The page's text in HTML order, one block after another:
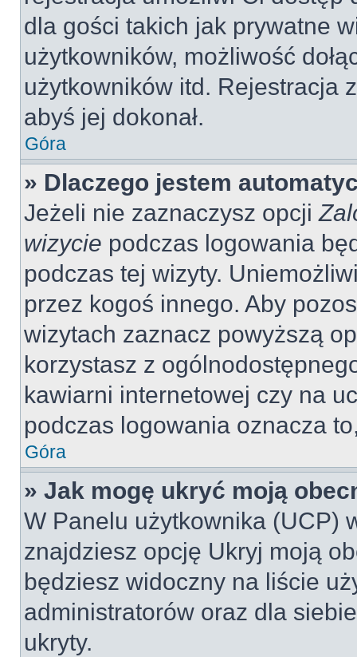
dla gości takich jak prywatne
użytkowników, możliwość
użytkowników itd. Rejestracja
abyś jej dokonał.
Góra
» Dlaczego jestem
Jeżeli nie zaznaczysz opcji
wizycie podczas logowania
podczas tej wizyty.
przez kogoś innego. Aby
wizytach zaznacz powyższą
korzystasz z
kawiarni internetowej czy na
podczas logowania oznacza
Góra
» Jak mogę ukryć moją
W Panelu użytkownika (UCP)
znajdziesz opcję Ukryj moją
będziesz widoczny na liście
administratorów oraz dla
ukryty.